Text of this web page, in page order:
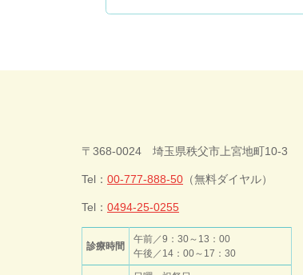
ン
先
頭
戻
の
る
今井歯科クリ
ニック
〒368-0024 埼玉県秩父市上宮地町10-3
Tel： 00-777-888-50 （無料ダイヤル）
Tel： 0494-25-0255
診療時間
午前／9：30～13：00
午後／14：00～17：30